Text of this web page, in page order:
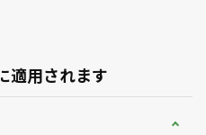
適用されます